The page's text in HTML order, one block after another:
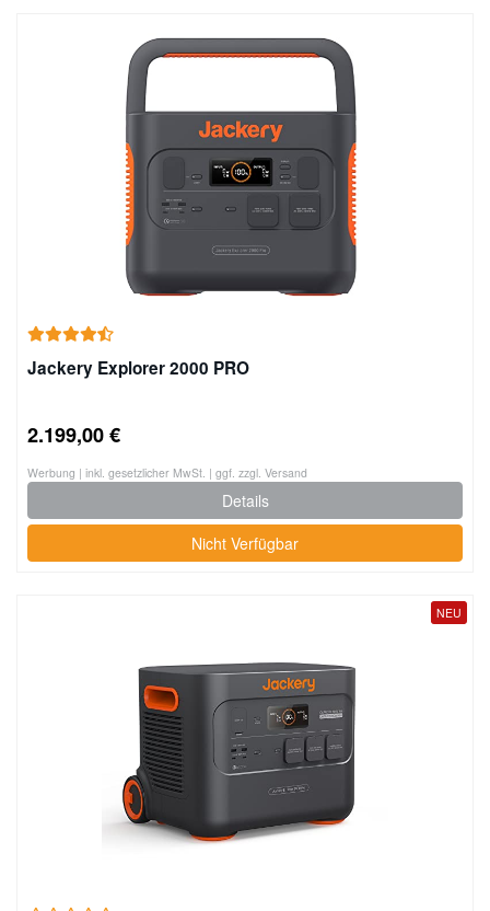
Jackery Explorer 2000 PRO
2.199,00 €
Werbung | inkl. gesetzlicher MwSt. | ggf. zzgl. Versand
Details
Nicht Verfügbar
NEU